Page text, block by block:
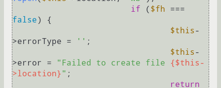
if ( $fh
false) {
$this -
>errorType =
'' ;
$this -
>error =
"Failed to create file {$this-
>location} " ;
return